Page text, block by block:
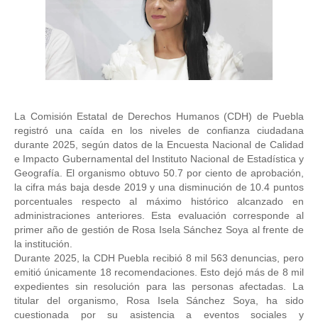
La Comisión Estatal de Derechos Humanos (CDH) de Puebla
registró una caída en los niveles de confianza ciudadana
durante 2025, según datos de la Encuesta Nacional de Calidad
e Impacto Gubernamental del Instituto Nacional de Estadística y
Geografía. El organismo obtuvo 50.7 por ciento de aprobación,
la cifra más baja desde 2019 y una disminución de 10.4 puntos
porcentuales respecto al máximo histórico alcanzado en
administraciones anteriores. Esta evaluación corresponde al
primer año de gestión de Rosa Isela Sánchez Soya al frente de
la institución.
Durante 2025, la CDH Puebla recibió 8 mil 563 denuncias, pero
emitió únicamente 18 recomendaciones. Esto dejó más de 8 mil
expedientes sin resolución para las personas afectadas. La
titular del organismo, Rosa Isela Sánchez Soya, ha sido
cuestionada por su asistencia a eventos sociales y